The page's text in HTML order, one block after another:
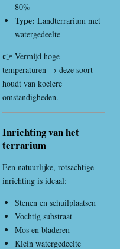
80%
Type: Landterrarium met
watergedeelte
👉 Vermijd hoge
temperaturen → deze soort
houdt van koelere
omstandigheden.
Inrichting van het
terrarium
Een natuurlijke, rotsachtige
inrichting is ideaal:
Stenen en schuilplaatsen
Vochtig substraat
Mos en bladeren
Klein watergedeelte